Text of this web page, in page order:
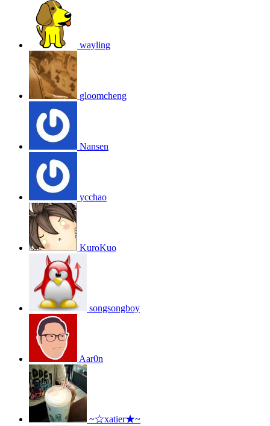
wayling
gloomcheng
Nansen
ycchao
KuroKuo
songsongboy
Aar0n
~☆xatier★~